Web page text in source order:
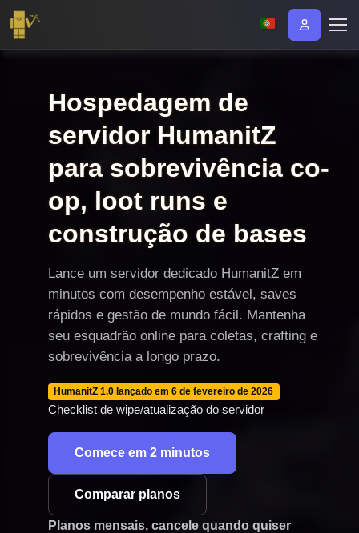
Hospedagem de
servidor HumanitZ
para sobrevivência co-
op, loot runs e
construção de bases
Lance um servidor dedicado HumanitZ em
minutos com desempenho estável, saves
rápidos e gestão de mundo fácil. Mantenha
seu esquadrão online para coletas, crafting e
sobrevivência a longo prazo.
HumanitZ 1.0 lançado em 6 de fevereiro de 2026
Checklist de wipe/atualização do servidor
Comece em 2 minutos
Comparar planos
Planos mensais, cancele quando quiser